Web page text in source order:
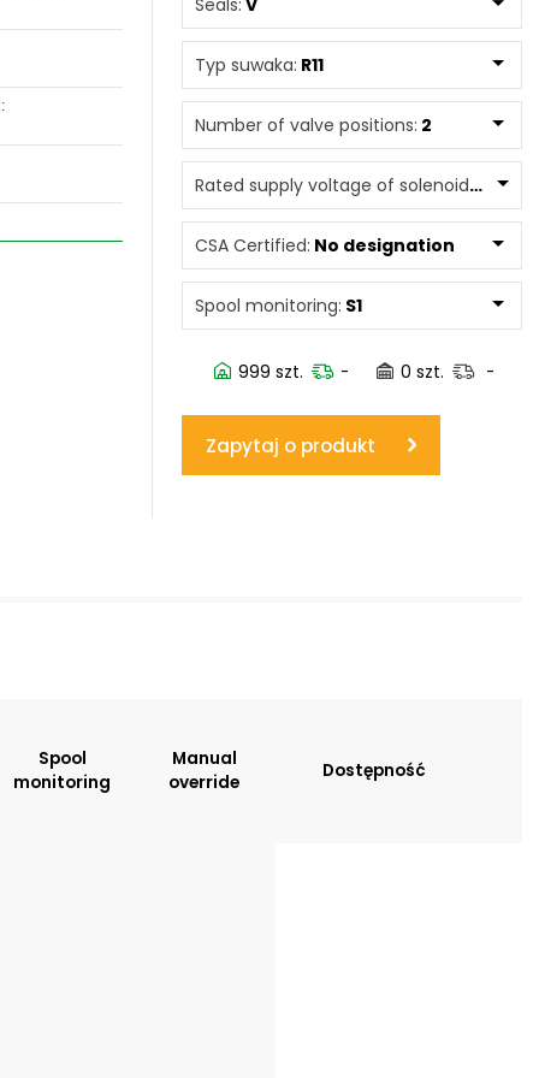
www.powerhydraulics.eu
Engineering for motion
Seals: V
Typ suwaka: R11
Number of valve positions: 2
Rated supply voltage of solenoids:
CSA Certified: No designation
Spool monitoring: S1
999 szt. - 0 szt. -
Zapytaj o produkt
Spool
monitoring
Manual
override
Dostępność